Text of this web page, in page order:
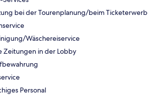
bei der Tourenplanung/beim Ticketerwerb
Wäschereiservice
Zeitungen in der Lobby
Personal